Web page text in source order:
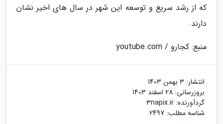
که از رشد سریع و توسعه این شهر در سال های اخیر نشان
دارند.
منبع: کجارو / youtube.com
انتشار: 3 بهمن 1403
بروزرسانی: 28 اسفند 1403
گردآورنده: 3napix.ir
شناسه مطلب: 2497